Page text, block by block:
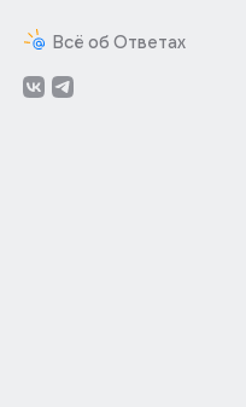
Всё об Ответах